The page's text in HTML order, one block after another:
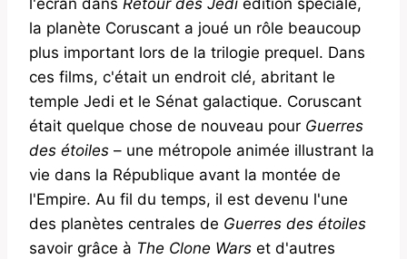
l'écran dans Retour des Jediédition spéciale,
la planète Coruscant a joué un rôle beaucoup
plus important lors de la trilogie prequel. Dans
ces films, c'était un endroit clé, abritant le
temple Jedi et le Sénat galactique. Coruscant
était quelque chose de nouveau pour Guerres
des étoiles – une métropole animée illustrant la
vie dans la République avant la montée de
l'Empire. Au fil du temps, il est devenu l'une
des planètes centrales de Guerres des étoiles
savoir grâce à The Clone Wars et d'autres